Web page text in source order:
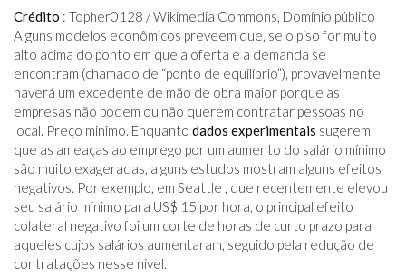
Crédito : Topher0128 / Wikimedia Commons, Domínio público
Alguns modelos econômicos preveem que, se o piso for muito
alto acima do ponto em que a oferta e a demanda se
encontram (chamado de “ponto de equilíbrio”), provavelmente
haverá um excedente de mão de obra maior porque as
empresas não podem ou não querem contratar pessoas no
local. Preço minimo. Enquanto dados experimentais sugerem
que as ameaças ao emprego por um aumento do salário mínimo
são muito exageradas, alguns estudos mostram alguns efeitos
negativos. Por exemplo, em Seattle , que recentemente elevou
seu salário mínimo para US$ 15 por hora, o principal efeito
colateral negativo foi um corte de horas de curto prazo para
aqueles cujos salários aumentaram, seguido pela redução de
contratações nesse nível.